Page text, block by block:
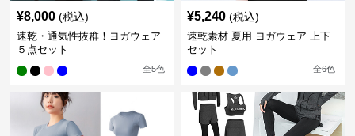
¥8,000 (税込)
速乾・通気性抜群！ヨガウェア
５点セット
全5色
¥5,240 (税込)
速乾素材 夏用 ヨガウェア 上下
セット
全6色